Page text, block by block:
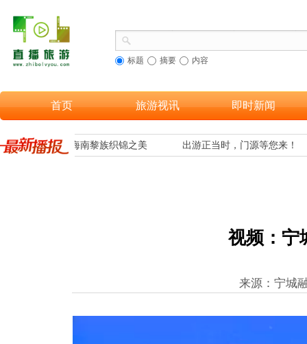
标题 摘要 内容
首页 旅游视讯 即时新闻
多游客欣赏到海南黎族织锦之美 出游正当时，门源等您来！
视频：宁
来源：宁城